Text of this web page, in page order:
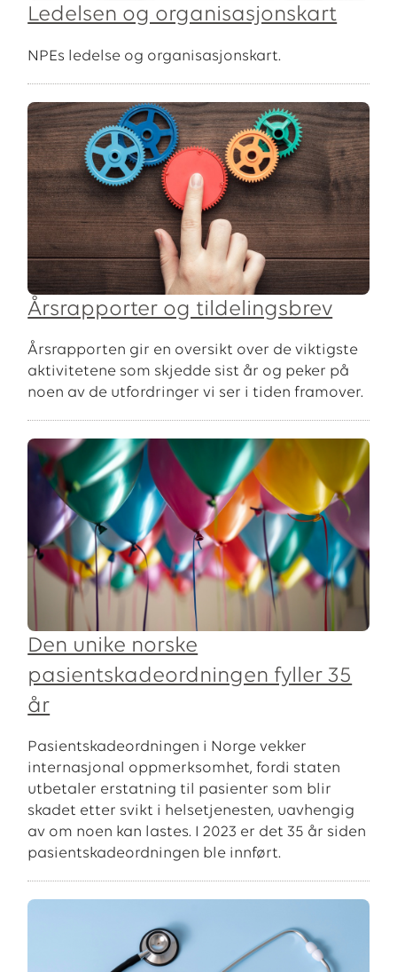
Ledelsen og organisasjonskart
NPEs ledelse og organisasjonskart.
Årsrapporter og tildelingsbrev
Årsrapporten gir en oversikt over de viktigste
aktivitetene som skjedde sist år og peker på
noen av de utfordringer vi ser i tiden framover.
Den unike norske
pasientskadeordningen fyller 35
år
Pasientskadeordningen i Norge vekker
internasjonal oppmerksomhet, fordi staten
utbetaler erstatning til pasienter som blir
skadet etter svikt i helsetjenesten, uavhengig
av om noen kan lastes. I 2023 er det 35 år siden
pasientskadeordningen ble innført.